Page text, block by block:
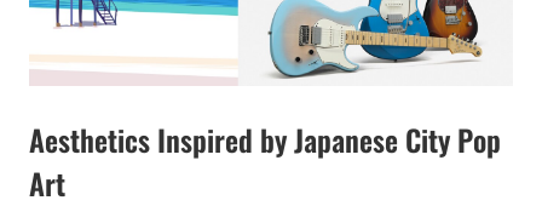
Aesthetics Inspired by Japanese City Pop
Art